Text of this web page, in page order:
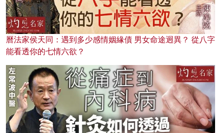
曆法家侯天同：遇到多少感情姻緣債 男女命途迥異？ 從八字
能看透你的七情六欲？